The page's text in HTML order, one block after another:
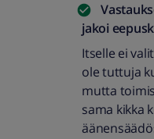
jakoi
Itselle ei
ole tuttuja
mutta
sama kikka